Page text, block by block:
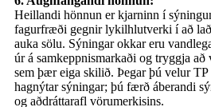
Heillandi hönnun er kjarninn í
fagurfræði gegnir lykilhlutverki í að
auka sölu. Sýningar okkar eru
úr á samkeppnismarkaði og tryggja
sem þær eiga skilið. Þegar þú velur
hagnýtar sýningar; þú færð áberandi
og aðdráttarafl vörumerkisins.